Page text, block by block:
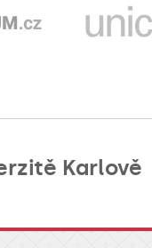
Karlově